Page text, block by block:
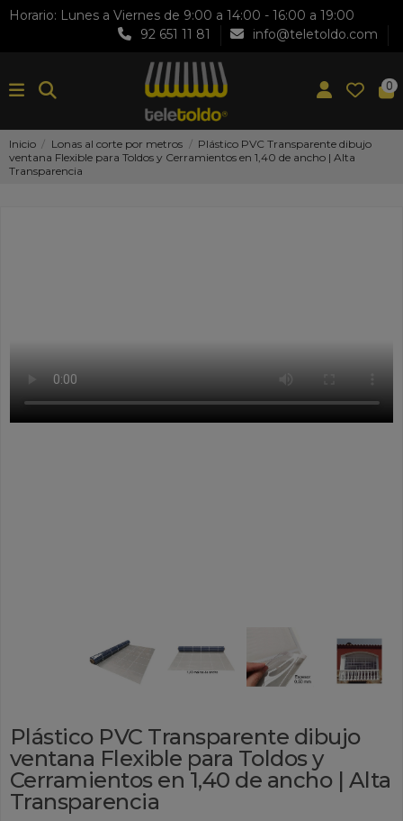
Horario: Lunes a Viernes de 9:00 a 14:00 - 16:00 a 19:00
92 651 11 81
info@teletoldo.com
0
Inicio Lonas al corte por metros
Plástico PVC Transparente dibujo
ventana Flexible para Toldos y Cerramientos en 1,40 de ancho | Alta
Transparencia
Plástico PVC Transparente dibujo
ventana Flexible para Toldos y
Cerramientos en 1,40 de ancho | Alta
Transparencia